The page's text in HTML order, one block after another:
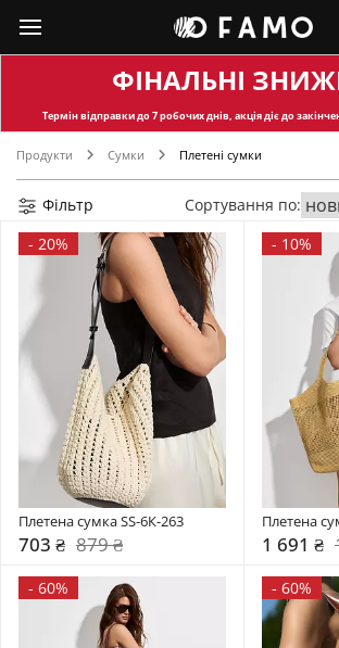
ФІНАЛЬНІ
Термін відправкидо 7 робочих днів, акція діє до
Продукти Сумки Плетені сумки
Фільтр
Сортування по:
- 20%
Плетена сумка SS-6К-263
703 ₴ 879 ₴
- 10%
Плетена
1 691 ₴
- 60% - 60%